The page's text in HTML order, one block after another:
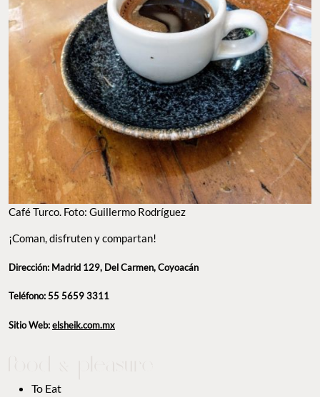
Café Turco. Foto: Guillermo Rodríguez
¡Coman, disfruten y compartan!
Dirección: Madrid 129, Del Carmen, Coyoacán
Teléfono: 55 5659 3311
Sitio Web:elsheik.com.mx
To Eat